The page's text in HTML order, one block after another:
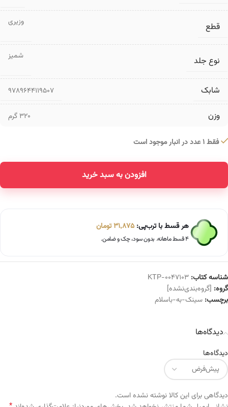
قطع وزیری
نوع جلد شمیز
شابک 9789644119507
وزن 320 گرم
فقط 1 عدد در انبار موجود است
افزودن به سبد خرید
هر قسط با ترب‌پی: 31,875تومان
۴ قسط ماهانه. بدون سود، چک و ضامن.
شناسه کتاب: KTP-0047103
گروه: [گروه‌بندی‌نشده]
برچسب: سینک-به-باسلام
دیدگاه‌ها
دیدگاه‌ها
دیدگاهی برای این کالا نوشته نشده است.